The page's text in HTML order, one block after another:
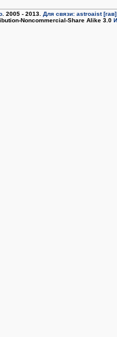
. 2005 - 2013. Для связи: astroaist
Noncommercial-Share Alike 3.0